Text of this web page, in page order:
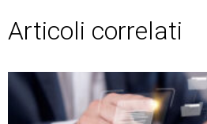
Articoli correlati